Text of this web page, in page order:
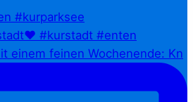
einem feinen Wochenende: Kn